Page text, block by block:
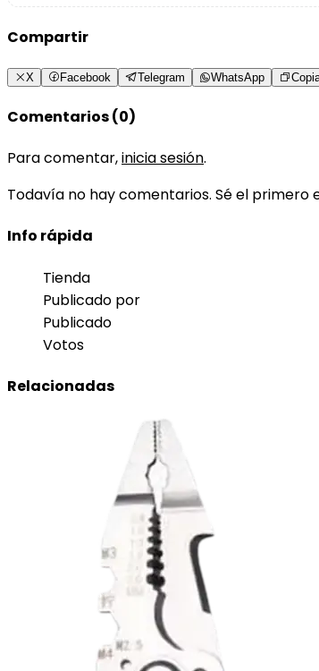
Compartir
X Facebook Telegram WhatsApp
Comentarios (0)
Para comentar,inicia sesión.
Todavía no hay comentarios. Sé el primero
Info rápida
Tienda
Publicado por
Publicado
Votos
Relacionadas